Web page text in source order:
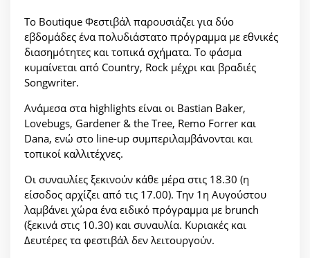
Το Boutique Φεστιβάλ παρουσιάζει για δύο
εβδομάδες ένα πολυδιάστατο πρόγραμμα με εθνικές
διασημότητες και τοπικά σχήματα. Το φάσμα
κυμαίνεται από Country, Rock μέχρι και βραδιές
Songwriter.
Ανάμεσα στα highlights είναι οι Bastian Baker,
Lovebugs, Gardener & the Tree, Remo Forrer και
Dana, ενώ στο line-up συμπεριλαμβάνονται και
τοπικοί καλλιτέχνες.
Οι συναυλίες ξεκινούν κάθε μέρα στις 18.30 (η
είσοδος αρχίζει από τις 17.00). Την 1η Αυγούστου
λαμβάνει χώρα ένα ειδικό πρόγραμμα με brunch
(ξεκινά στις 10.30) και συναυλία. Κυριακές και
Δευτέρες τα φεστιβάλ δεν λειτουργούν.